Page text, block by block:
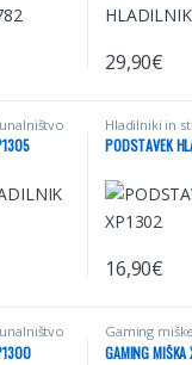
29,90€
Hladilniki in
PODSTAVEK
16,90€
Gaming
Računalništvo
GAMING